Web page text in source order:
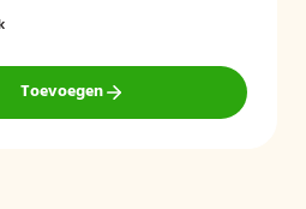
Toevoegen